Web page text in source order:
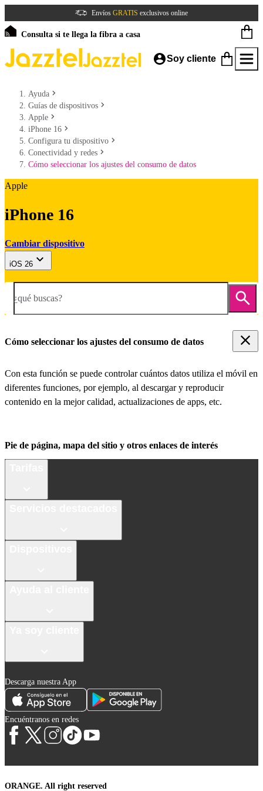
Envíos GRATIS exclusivos online
Consulta si te llega la fibra a casa
Soy cliente
Ayuda
Guías de dispositivos
Apple
iPhone 16
Configura tu dispositivo
Conectividad y redes
Cómo seleccionar los ajustes del consumo de datos
Apple
iPhone 16
Cambiar dispositivo
iOS 26
¿qué buscas?
Cómo seleccionar los ajustes del consumo de datos
Con esta función se puede controlar cuántos datos utiliza el móvil en
diferentes funciones, por ejemplo, al descargar y reproducir
contenido en la mejor calidad, actualizaciones de apps, etc.
Pie de página, mapa del sitio y otros enlaces de interés
Descarga nuestra App
Encuéntranos en redes
ORANGE. All right reserved